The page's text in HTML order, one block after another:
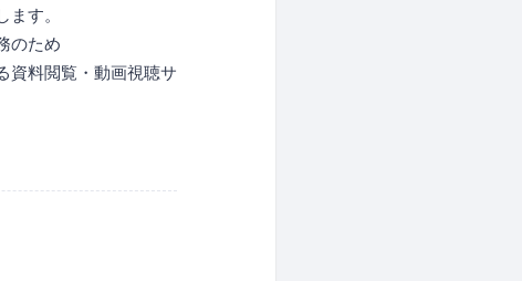
す。
のため
資料閲覧・動画視聴サ